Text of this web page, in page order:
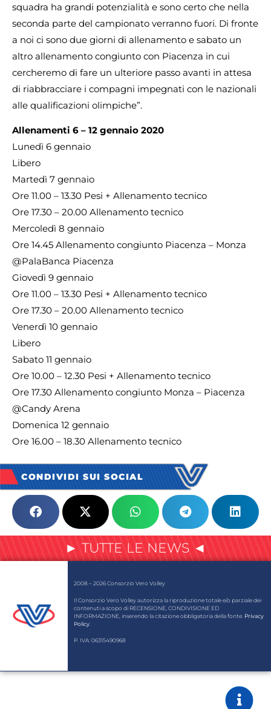
squadra ha grandi potenzialità e sono certo che nella
seconda parte del campionato verranno fuori. Di fronte
a noi ci sono due giorni di allenamento e sabato un
altro allenamento congiunto con Piacenza in cui
cercheremo di fare un ulteriore passo avanti in attesa
di riabbracciare i compagni impegnati con le nazionali
alle qualificazioni olimpiche”.
Allenamenti 6 – 12 gennaio 2020
Lunedì 6 gennaio
Libero
Martedì 7 gennaio
Ore 11.00 – 13.30 Pesi + Allenamento tecnico
Ore 17.30 – 20.00 Allenamento tecnico
Mercoledì 8 gennaio
Ore 14.45 Allenamento congiunto Piacenza – Monza
@PalaBanca Piacenza
Giovedì 9 gennaio
Ore 11.00 – 13.30 Pesi + Allenamento tecnico
Ore 17.30 – 20.00 Allenamento tecnico
Venerdì 10 gennaio
Libero
Sabato 11 gennaio
Ore 10.00 – 12.30 Pesi + Allenamento tecnico
Ore 17.30 Allenamento congiunto Monza – Piacenza
@Candy Arena
Domenica 12 gennaio
Ore 16.00 – 18.30 Allenamento tecnico
CONDIVIDI SUI SOCIAL
► TUTTE LE NEWS ◄
2008 – 2026 Consorzio Vero Volley
Il Consorzio Vero Volley autorizza la riproduzione totale e/o parziale dei
contenuti a scopo di RECENSIONE, CONDIVISIONE ED
INFORMAZIONE, inserendo la citazione obbligatoria della fonte. Privacy
Policy
P. IVA: 06315490968